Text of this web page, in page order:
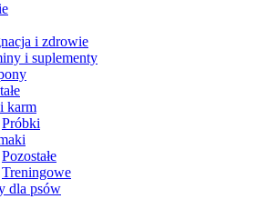
i zdrowie
i suplementy
karm
Próbki
Pozostałe
Treningowe
dla psów